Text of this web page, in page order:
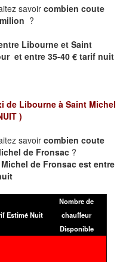
savoir combien coute
?
Libourne et Saint
et entre 35-40 € tarif nuit
de Libourne à Saint Michel
)
savoir combien coute
de Fronsac ?
de Fronsac est entre
Estimé Nuit
Nombre de
chauffeur
Disponible